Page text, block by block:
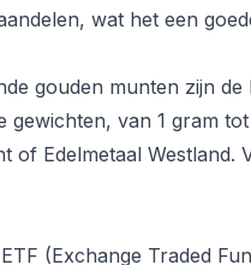
wat het een
gouden munten zijn
van 1 gram
Edelmetaal Westland.
(Exchange Traded